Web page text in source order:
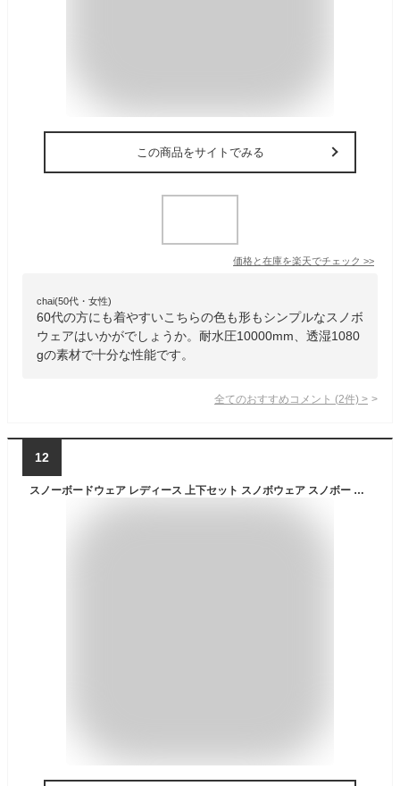
この商品をサイトでみる
価格と在庫を楽天でチェック >>
chai(50代・女性)
60代の方にも着やすいこちらの色も形もシンプルなスノボ
ウェアはいかがでしょうか。耐水圧10000mm、透湿1080
gの素材で十分な性能です。
全てのおすすめコメント (2件) >
12
スノーボードウェア レディース 上下セット スノボウェア スノボー スキー ジャケット パンツ MTU エムティーユー 全20色 3サイズ ユニセックス ジュニア 小さい 大きいサイズ M/L/XL ブラック ベージュ ワインレッド イエロー 2023-24